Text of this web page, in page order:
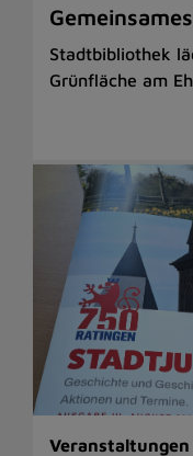
Stadtbibliothek
Grünfläche am
Veranstaltungen